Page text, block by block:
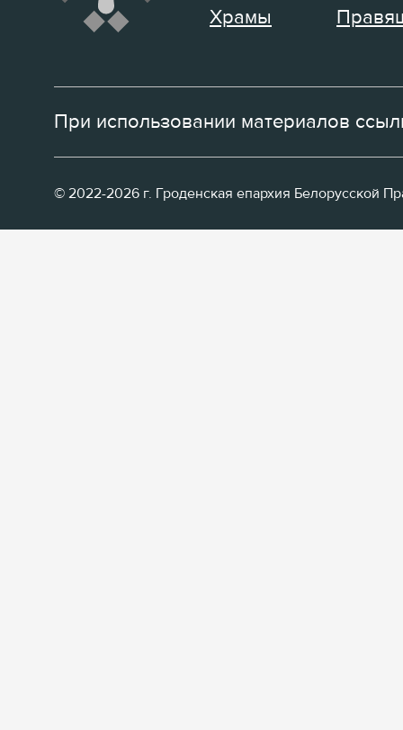
Храмы
При использовании материалов
© 2022-2026 г. Гроденская епархия Белорусской